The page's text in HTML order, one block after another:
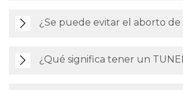
¿Se puede evitar el aborto
¿Qué significa tener un